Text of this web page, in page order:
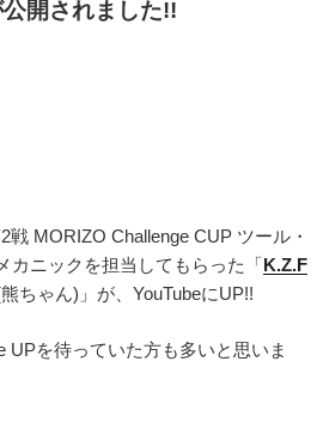
開されました!!
戦 MORIZO Challenge CUP ツール・
カニックを担当してもらった「K.Z.F
ちゃん)」が、YouTubeにUP!!
UPを待っていた方も多いと思いま